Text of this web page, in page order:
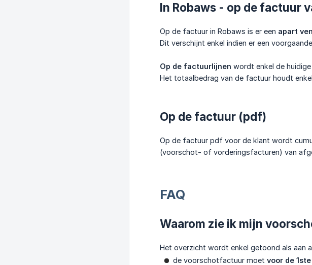
In Robaws - op de factuur
Op de factuur in Robaws is er een apart
Dit verschijnt enkel indien er een
Op de factuurlijnen wordt enkel de
Het totaalbedrag van de factuur houdt
Op de factuur (pdf)
Op de factuur pdf voor de klant wordt
(voorschot- of vorderingsfacturen) van
FAQ
Waarom zie ik mijn
Het overzicht wordt enkel getoond als aan
de voorschotfactuur moet voor de